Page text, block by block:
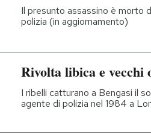
Il presunto assassino è morto
polizia (in aggiornamento)
Rivolta libica e vecchi
I ribelli catturano a Bengasi il
agente di polizia nel 1984 a